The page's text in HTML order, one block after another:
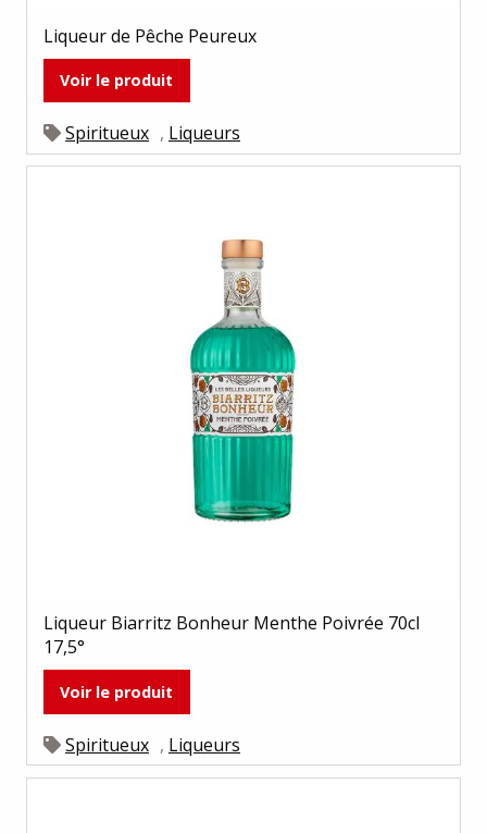
Liqueur de Pêche Peureux
Voir le produit
Spiritueux , Liqueurs
Liqueur Biarritz Bonheur Menthe Poivrée 70cl
17,5°
Voir le produit
Spiritueux , Liqueurs